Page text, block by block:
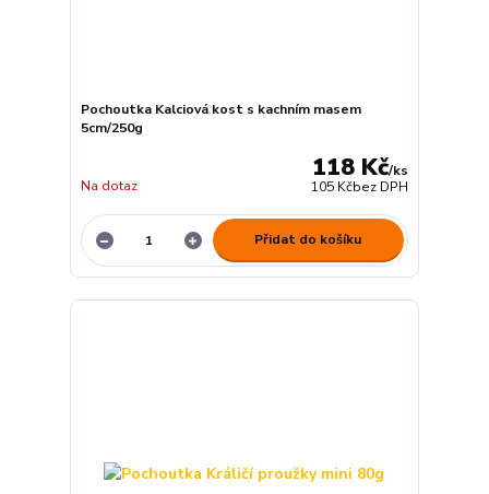
Pochoutka Kalciová kost s kachním masem
5cm/250g
118 Kč/ks
105 Kčbez DPH
Na dotaz
Přidat do košíku